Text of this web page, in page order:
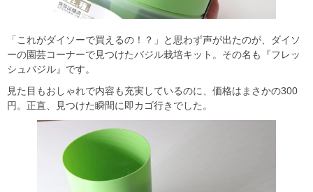
「これがダイソーで買えるの！？」と思わず声が出たのが、ダイソ
ーの園芸コーナーで見つけたバジル栽培キット。その名も『フレッ
シュバジル』です。
見た目もおしゃれで内容も充実しているのに、価格はまさかの300
円。正直、見つけた瞬間に即カゴ行きでした。